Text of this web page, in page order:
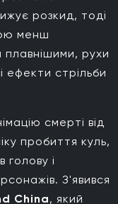
розкид, тоді
менш
плавнішими, рухи
ефекти стрільби
смерті від
пробиття куль,
голову і
З'явився
China, який